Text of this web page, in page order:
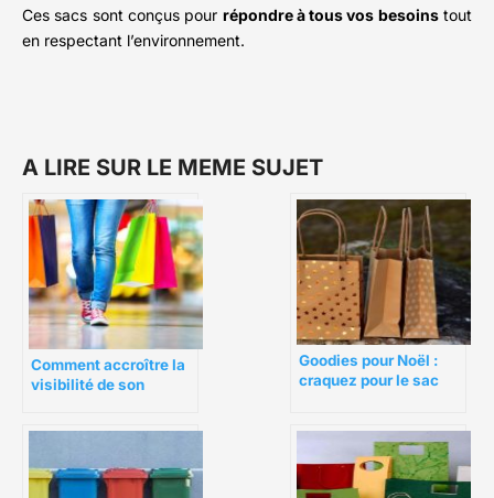
Ces sacs sont conçus pour répondre à tous vos besoinstout
en respectant l’environnement.
A LIRE SUR LE MEME SUJET
Comment accroître la
visibilité de son
Goodies pour Noël :
craquez pour le sac